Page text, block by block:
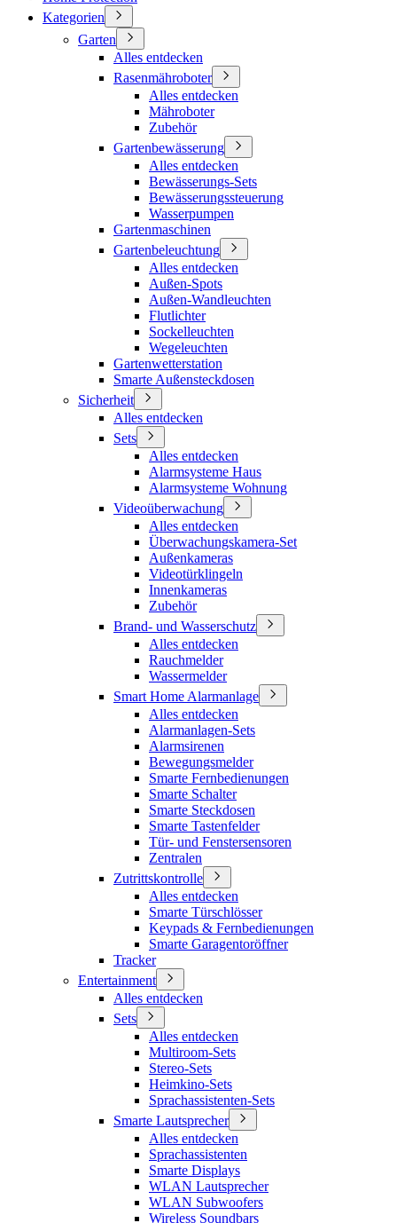
Kategorien
Garten
Alles entdecken
Rasenmähroboter
Alles entdecken
Mähroboter
Zubehör
Gartenbewässerung
Alles entdecken
Bewässerungs-Sets
Bewässerungssteuerung
Wasserpumpen
Gartenmaschinen
Gartenbeleuchtung
Alles entdecken
Außen-Spots
Außen-Wandleuchten
Flutlichter
Sockelleuchten
Wegeleuchten
Gartenwetterstation
Smarte Außensteckdosen
Sicherheit
Alles entdecken
Sets
Alles entdecken
Alarmsysteme Haus
Alarmsysteme Wohnung
Videoüberwachung
Alles entdecken
Überwachungskamera-Set
Außenkameras
Videotürklingeln
Innenkameras
Zubehör
Brand- und Wasserschutz
Alles entdecken
Rauchmelder
Wassermelder
Smart Home Alarmanlage
Alles entdecken
Alarmanlagen-Sets
Alarmsirenen
Bewegungsmelder
Smarte Fernbedienungen
Smarte Schalter
Smarte Steckdosen
Smarte Tastenfelder
Tür- und Fenstersensoren
Zentralen
Zutrittskontrolle
Alles entdecken
Smarte Türschlösser
Keypads & Fernbedienungen
Smarte Garagentoröffner
Tracker
Entertainment
Alles entdecken
Sets
Alles entdecken
Multiroom-Sets
Stereo-Sets
Heimkino-Sets
Sprachassistenten-Sets
Smarte Lautsprecher
Alles entdecken
Sprachassistenten
Smarte Displays
WLAN Lautsprecher
WLAN Subwoofers
Wireless Soundbars